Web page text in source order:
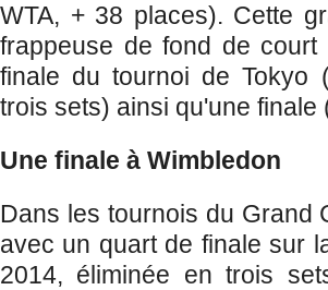
WTA, + 38 places). Cette
frappeuse de fond de
finale du tournoi de Tokyo
trois sets) ainsi qu'une
Une finale à Wimbledon
Dans les tournois du Grand
avec un quart de finale sur
2014, éliminée en trois